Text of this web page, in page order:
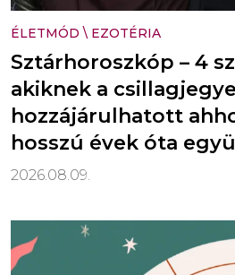
ÉLETMÓD \ EZOTÉRIA
Sztárhoroszkóp – 4
akiknek a
hozzájárulhatott
hosszú évek óta
2026.08.09.